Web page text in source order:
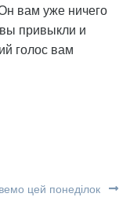
вам уже ничего
привыкли и
голос вам
цей понеділок